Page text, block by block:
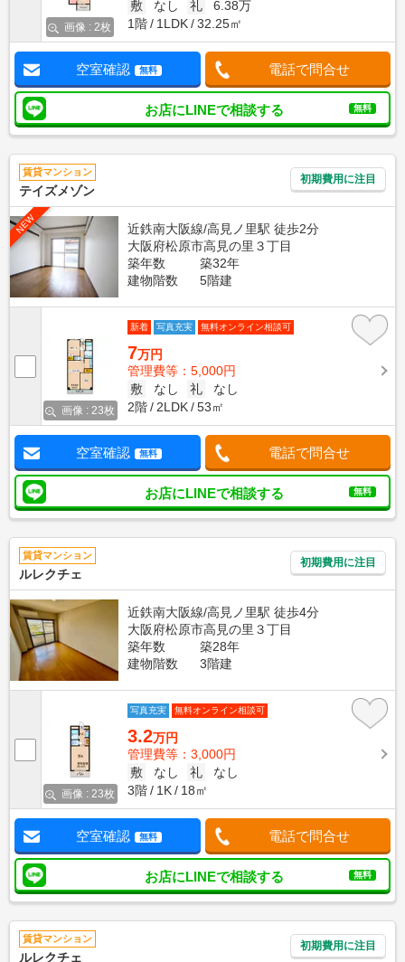
画像 : 2枚
敷 なし 礼
6.38万
1階
1LDK 32.25㎡
空室確認 無料 電話で問合せ
お店にLINEで相談する 無料
賃貸マンション
テイズメゾン
初期費用に注目
NEW
近鉄南大阪線/高見ノ里駅 徒歩2分
大阪府松原市高見の里３丁目
築年数
築32年
建物階数
5階建
画像 : 23枚
新着 写真充実 無料オンライン相談可
7万円
管理費等：5,000円
敷
なし 礼
なし
2階
2LDK 53㎡
空室確認 無料 電話で問合せ
お店にLINEで相談する 無料
賃貸マンション
ルレクチェ
初期費用に注目
近鉄南大阪線/高見ノ里駅 徒歩4分
大阪府松原市高見の里３丁目
築年数
築28年
建物階数
3階建
画像 : 23枚
写真充実 無料オンライン相談可
3.2万円
管理費等：3,000円
敷
なし 礼
なし
3階
1K 18㎡
空室確認 無料 電話で問合せ
お店にLINEで相談する 無料
賃貸マンション
ルレクチェ
初期費用に注目